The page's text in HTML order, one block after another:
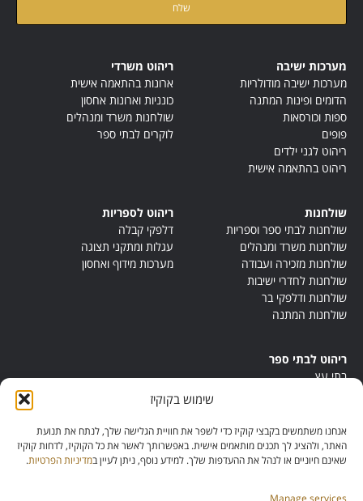
שימוש בקוקיז
אנחנו משתמשים בקבצי קוקיז כדי לשפר את חוויית הגלישה שלך, לנתח את תנועת
האתר, ולהציג לך תכנים מותאמים אישית. באפשרותך לאשר את כל הקוקיז, לדחות קוקיז
שאינם חיוניים או לנהל את ההעדפות שלך. למידע נוסף, ניתן לעיין במדיניות הפרטיות.
Manage services
מערכות ישיבה
מערכות ישיבה מודולריות
הדומים ופינות המתנה
ספות וכורסאות
פופים
ריהוט לגני ילדים
ריהוט בהתאמה אישית
ריהוט משרדי
ארונות בהתאמה אישית
כונניות וארונות אחסון
שולחנות משרד ומנהלים
לוקרים לבתי ספר
שולחנות
שולחנות לבתי ספר וספריות
שולחנות משרד ומנהלים
שולחנות מזכירה ועבודה
שולחנות לחדרי ישיבות
שולחנות ודלפקי בר
שולחנות המתנה
ריהוט לספריות
דלפקי קבלה
עגלות ומתקני תצוגה
מערכות מידוף ואחסון
ריהוט לבתי ספר
בתי עץ
ריהוט מונטסורי
ריהוט אנתרופוסופי